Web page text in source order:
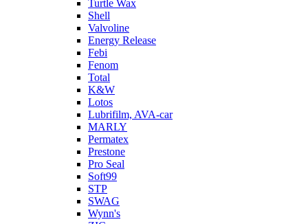
Turtle Wax
Shell
Valvoline
Energy Release
Febi
Fenom
Total
K&W
Lotos
Lubrifilm, AVA-car
MARLY
Permatex
Prestone
Pro Seal
Soft99
STP
SWAG
Wynn's